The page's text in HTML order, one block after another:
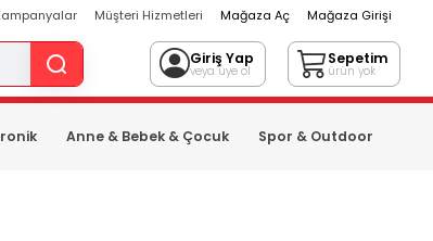
Müşteri Hizmetleri Mağaza Aç Mağaza Girişi
Giriş Yap
veya üye ol
Sepetim
ürün yok
Anne & Bebek & Çocuk Spor & Outdoor